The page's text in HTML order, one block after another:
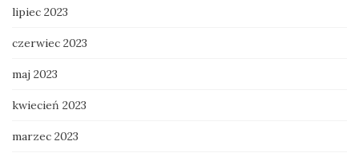
lipiec 2023
czerwiec 2023
maj 2023
kwiecień 2023
marzec 2023